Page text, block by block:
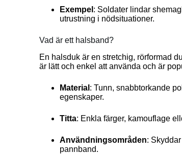
Exempel : Soldater lindar
utrustning i nödsituationer.
Vad är ett halsband?
En halsduk är en stretchig, rörformad
är lätt och enkel att använda och är
Material : Tunn, snabbtorkande
egenskaper.
Titta: Enkla färger, kamouflage
Användningsområden:
pannband.